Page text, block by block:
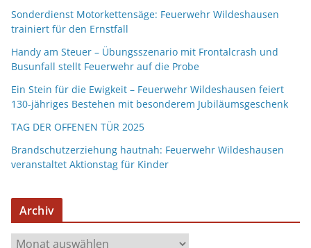
Sonderdienst Motorkettensäge: Feuerwehr Wildeshausen
trainiert für den Ernstfall
Handy am Steuer – Übungsszenario mit Frontalcrash und
Busunfall stellt Feuerwehr auf die Probe
Ein Stein für die Ewigkeit – Feuerwehr Wildeshausen feiert
130-jähriges Bestehen mit besonderem Jubiläumsgeschenk
TAG DER OFFENEN TÜR 2025
Brandschutzerziehung hautnah: Feuerwehr Wildeshausen
veranstaltet Aktionstag für Kinder
Archiv